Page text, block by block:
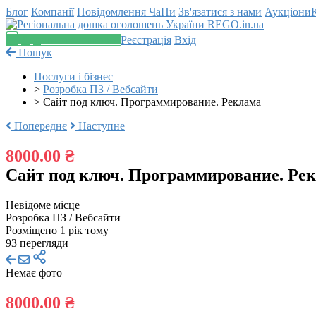
Блог Компанії Повідомлення ЧаПи Зв'язатися з нами Аукціони
Реєстрація Вхід
Пошук
Послуги і бізнес
> Розробка ПЗ / Вебсайти
> Сайт под ключ. Программирование. Реклама
Попереднє
Наступне
8000.00 ₴
Сайт под ключ. Программирование.
Невідоме місце
Розробка ПЗ / Вебсайти
Розміщено 1 рік тому
93 перегляди
Немає фото
8000.00 ₴